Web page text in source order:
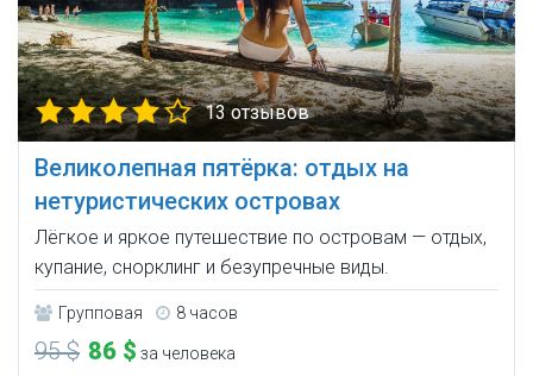
13 отзывов
Великолепная пятёрка: отдых на
нетуристических островах
Лёгкое и яркое путешествие по островам — отдых,
купание, снорклинг и безупречные виды.
Групповая 8 часов
95 $ 86 $ за человека